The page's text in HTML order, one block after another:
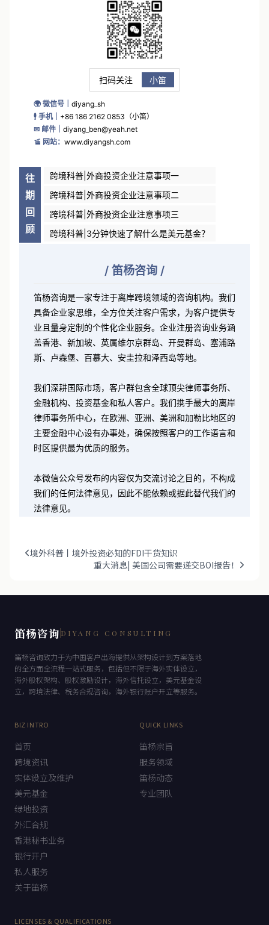
扫码关注 小笛
🌍 微信号｜diyang_sh
🕴 手机｜
+86 186 2162 0853（小笛）
✉ 邮件｜ diyang_ben@yeah.net
往
期
回
顾
跨境科普|外商投资企业注意事项一
跨境科普|外商投资企业注意事项二
跨境科普|外商投资企业注意事项三
笛杨咨询是一家专注于离岸跨境领域的咨询机构。我们
具备企业家思维，全方位关注客户需求，为客户提供专
业且量身定制的个性化企业服务。企业注册咨询业务涵
盖香港、新加坡、英属维尔京群岛、开曼群岛、塞浦路
我们深耕国际市场，客户群包含全球顶尖律师事务所、
金融机构、投资基金和私人客户。我们携手最大的离岸
律师事务所中心，在欧洲、亚洲、美洲和加勒比地区的
主要金融中心设有办事处，确保按照客户的工作语言和
本微信公众号发布的内容仅为交流讨论之目的，不构成
我们的任何法律意见，因此不能依赖或据此替代我们的
境外科普丨境外投资必知的FDI干货知识
笛杨咨询致力于为中国客户出海提供从架构设计到方案落地
的全方面全流程一站式服务，包括但不限于海外实体设立，
海外股权架构、股权激励设计，海外信托设立，美元基金设
首页
跨境资讯
实体设立及维护
美元基金
绿地投资
外汇合规
香港秘书业务
银行开户
私人服务
笛杨宗旨
服务领域
笛杨动态